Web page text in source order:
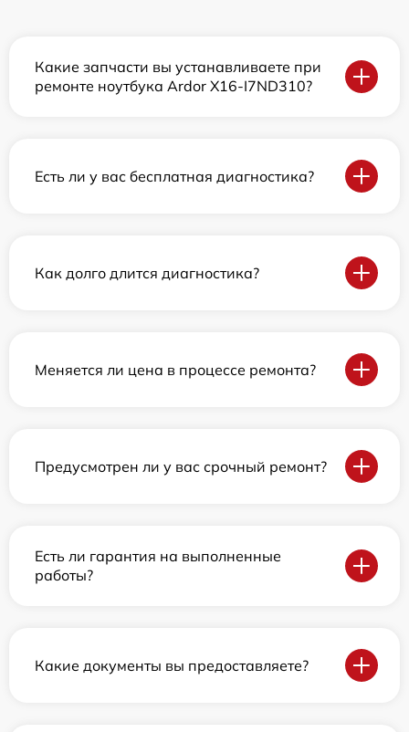
Какие запчасти вы устанавливаете при
ремонте ноутбука Ardor X16-I7ND310?
Есть ли у вас бесплатная диагностика?
Как долго длится диагностика?
Меняется ли цена в процессе ремонта?
Предусмотрен ли у вас срочный ремонт?
Есть ли гарантия на выполненные
работы?
Какие документы вы предоставляете?